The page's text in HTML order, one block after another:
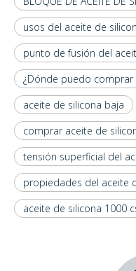
usos del aceite de
punto de fusión del
¿Dónde puedo comprar
aceite de silicona baja
comprar aceite de
tensión superficial del
propiedades del aceite
aceite de silicona 1000